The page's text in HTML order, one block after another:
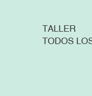
TALLER
TODOS